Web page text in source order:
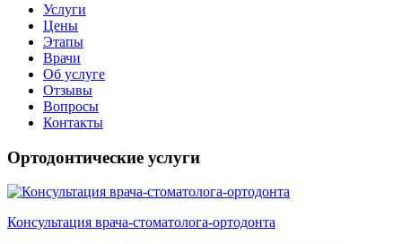
Услуги
Цены
Этапы
Врачи
Об услуге
Отзывы
Вопросы
Контакты
Ортодонтические услуги
Консультация врача-стоматолога-ортодонта